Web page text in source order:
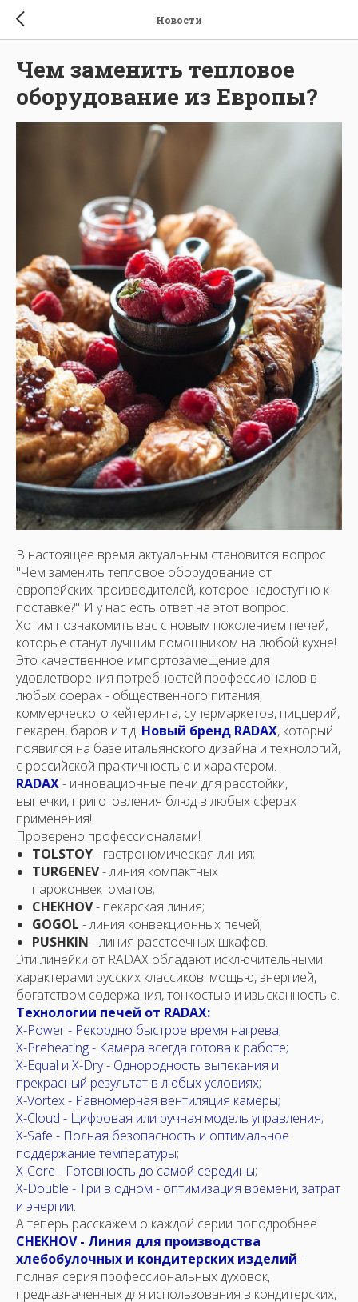
Новости
Чем заменить тепловое
оборудование из Европы?
В настоящее время актуальным становится вопрос
"Чем заменить тепловое оборудование от
европейских производителей, которое недоступно к
поставке?" И у нас есть ответ на этот вопрос.
Хотим познакомить вас с новым поколением печей,
которые станут лучшим помощником на любой кухне!
Это качественное импортозамещение для
удовлетворения потребностей профессионалов в
любых сферах - общественного питания,
коммерческого кейтеринга, супермаркетов, пиццерий,
пекарен, баров и т.д. Новый бренд RADAX, который
появился на базе итальянского дизайна и технологий,
с российской практичностью и характером.
RADAX- инновационные печи для расстойки,
выпечки, приготовления блюд в любых сферах
применения!
Проверено профессионалами!
TOLSTOY- гастрономическая линия;
TURGENEV- линия компактных
пароконвектоматов;
CHEKHOV- пекарская линия;
GOGOL - линия конвекционных печей;
PUSHKIN - линия расстоечных шкафов.
Эти линейки от RADAX обладают исключительными
характерами русских классиков: мощью, энергией,
богатством содержания, тонкостью и изысканностью.
Технологии печей от RADAX:
X-Power - Рекордно быстрое время нагрева;
X-Preheating - Камера всегда готова к работе;
X-Equal и X-Dry - Однородность выпекания и
прекрасный результат в любых условиях;
X-Vortex - Равномерная вентиляция камеры;
X-Cloud - Цифровая или ручная модель управления;
X-Safe - Полная безопасность и оптимальное
поддержание температуры;
X-Core - Готовность до самой середины;
X-Double - Три в одном - оптимизация времени, затрат
и энергии.
А теперь расскажем о каждой серии поподробнее.
CHEKHOV - Линия для производства
хлебобулочных и кондитерских изделий -
полная серия профессиональных духовок,
предназначенных для использования в кондитерских,